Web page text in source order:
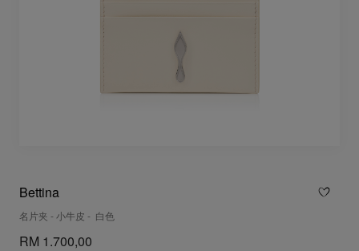
Bettina
名片夹 - 小牛皮 - 白色
RM 1.700,00